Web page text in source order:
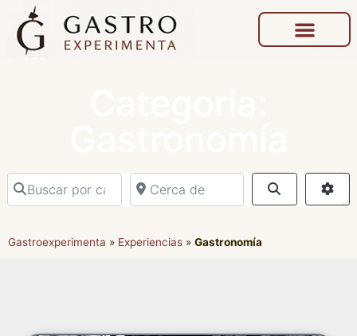
Buscar por categoría o actividad
Cerca de
Gastroexperimenta » Experiencias » Gastronomía